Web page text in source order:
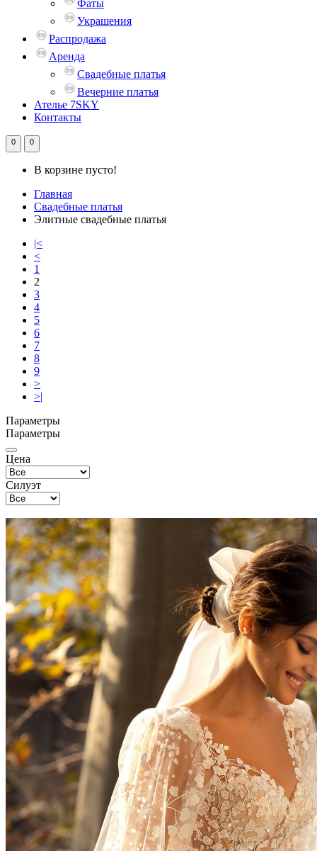
Фаты
Украшения
Распродажа
Аренда
Свадебные платья
Вечерние платья
Ателье 7SKY
Контакты
0 0
В корзине пусто!
Главная
Свадебные платья
Элитные свадебные платья
|<
<
1
2
3
4
5
6
7
8
9
>
>|
Параметры
Параметры
Цена
Силуэт